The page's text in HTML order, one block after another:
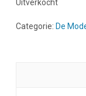
Uitverkocht
Categorie: De